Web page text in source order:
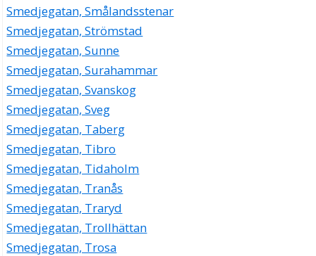
Smedjegatan, Smålandsstenar
Smedjegatan, Strömstad
Smedjegatan, Sunne
Smedjegatan, Surahammar
Smedjegatan, Svanskog
Smedjegatan, Sveg
Smedjegatan, Taberg
Smedjegatan, Tibro
Smedjegatan, Tidaholm
Smedjegatan, Tranås
Smedjegatan, Traryd
Smedjegatan, Trollhättan
Smedjegatan, Trosa